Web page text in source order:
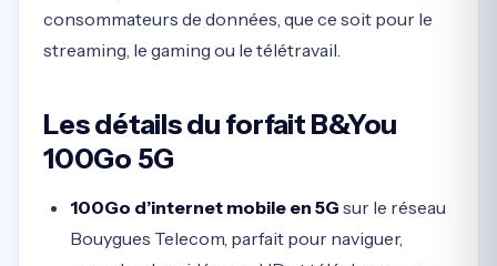
consommateurs de données, que ce soit pour le
streaming, le gaming ou le télétravail.
Les détails du forfait B&You
100Go 5G
100Go d’internet mobile en 5G sur le réseau
Bouygues Telecom, parfait pour naviguer,